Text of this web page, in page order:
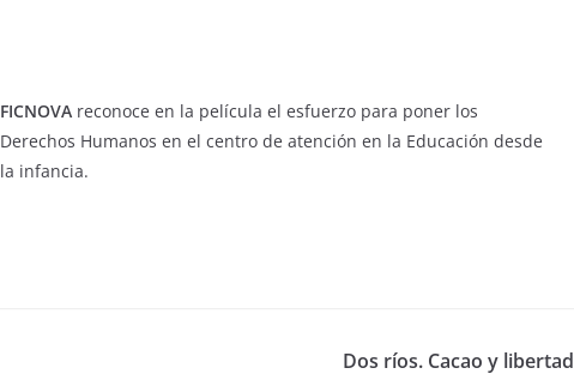
FICNOVAreconoce en la película el esfuerzo para poner los
Derechos Humanos en el centro de atención en la Educación desde
la infancia.
Dos ríos. Cacao y libertad